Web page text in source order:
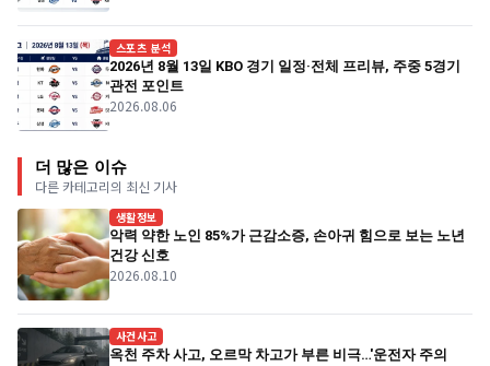
스포츠 분석
2026년 8월 13일 KBO 경기 일정·전체 프리뷰, 주중 5경기
관전 포인트
2026.08.06
더 많은 이슈
다른 카테고리의 최신 기사
생활정보
악력 약한 노인 85%가 근감소증, 손아귀 힘으로 보는 노년
건강 신호
2026.08.10
사건사고
옥천 주차 사고, 오르막 차고가 부른 비극…'운전자 주의